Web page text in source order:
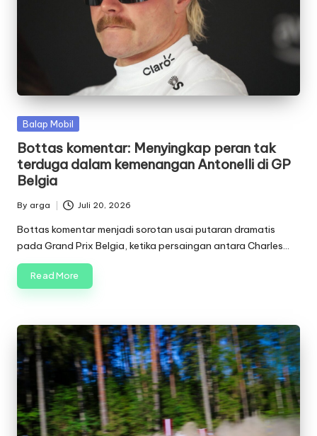
Posted
Balap Mobil
Bottas komentar: Menyingkap peran tak
terduga dalam kemenangan Antonelli di GP
Belgia
Posted
by
By arga Juli 20, 2026
Bottas komentar menjadi sorotan usai putaran dramatis
pada Grand Prix Belgia, ketika persaingan antara Charles…
Read More